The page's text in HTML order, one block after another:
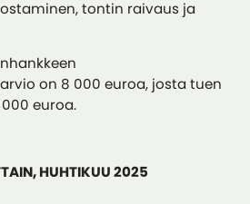
tontin raivaus ja
on 8 000 euroa, josta tuen
euroa.
HUHTIKUU 2025